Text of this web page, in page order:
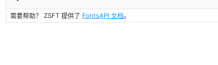
需要帮助？ ZSFT 提供了 FontsAPI 文档。